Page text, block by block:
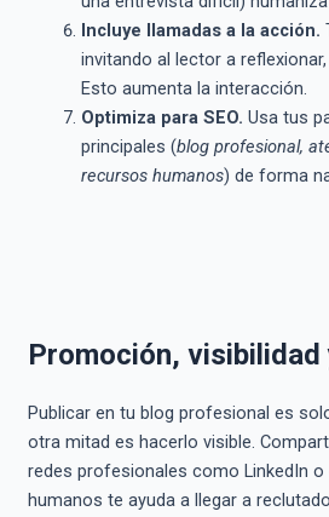
Incluye llamadas a la acción.
invitando al lector a
Esto aumenta la interacción.
Optimiza para SEO. Usa tus
principales (blog profesional,
recursos humanos) de forma
Promoción,
Publicar en tu blog profesional es
otra mitad es hacerlo visible.
redes profesionales como LinkedIn
humanos te ayuda a llegar a